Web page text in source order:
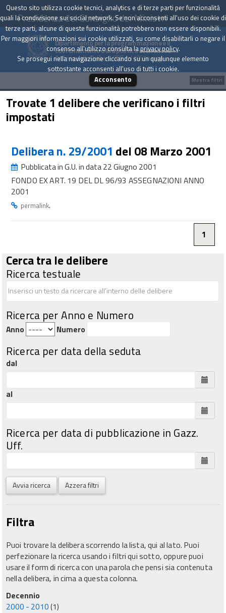
Presidenza del Consiglio dei Ministri
Dipartimento per la programmazione e il
coordinamento della politica economica
Archivio delle Delibere CIPE dal 1967 a oggi
Trovate 1 delibere che verificano i filtri
impostati
Delibera n. 29/2001 del 08 Marzo 2001
Pubblicata in G.U. in data 22 Giugno 2001
FONDO EX ART. 19 DEL DL 96/93 ASSEGNAZIONI ANNO
2001
permalink.
1
Cerca tra le delibere
Ricerca testuale
Ricerca per Anno e Numero
Anno Numero
Ricerca per data della seduta
dal
al
Ricerca per data di pubblicazione in Gazz.
Uff.
Avvia ricerca Azzera filtri
Filtra
Puoi trovare la delibera scorrendo la lista, qui al lato. Puoi
perfezionare la ricerca usando i filtri qui sotto, oppure puoi
usare il form di ricerca con una parola che pensi sia contenuta
nella delibera, in cima a questa colonna.
Decennio
2000 - 2010(1)
Mostra filtri
Questo sito utilizza cookie tecnici, analytics e di terze parti per funzionalità
quali la condivisione sui social network. Se non acconsenti all'uso dei cookie di
terze parti, alcune di queste funzionalità potrebbero non essere disponibili.
Per maggiori informazioni sui cookie utilizzati, su come disabilitarli o negare il
consenso all'utilizzo consulta laprivacy policy.
Se prosegui nella navigazione cliccando su un qualunque elemento
sottostante acconsenti all'uso di tutti i cookie.
Acconsento